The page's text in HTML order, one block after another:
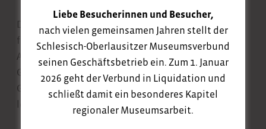
Das Lausitzer Fagottquartett präsentiert ein
fröhliches und heiteres Programm, das die
Ausdrucksvielfalt dieses Instruments voll zur
Geltung bringt. Von Barock bis Beatles, vom
Geburtstagsständchen bis zu eines Humoristen
letzter Stunde: Freude, schöner Fagötterfunken!
Liebe Besucherinnen und Besucher,
nach vielen gemeinsamen Jahren stellt der
Schlesisch-Oberlausitzer Museumsverbund
seinen Geschäftsbetrieb ein. Zum 1. Januar
2026 geht der Verbund in Liquidation und
schließt damit ein besonderes Kapitel
regionaler Museumsarbeit.